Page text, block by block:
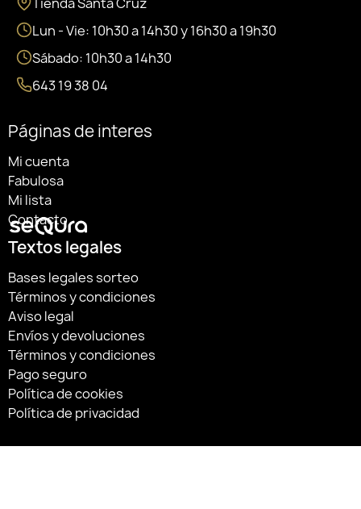
Lun - Vie: 10h30 a 14h30 y 16h30 a 19h30
Sábado: 10h30 a 14h30
643 19 38 04
Páginas de interes
Mi cuenta
Fabulosa
Mi lista
Contacto
Textos legales
Bases legales sorteo
Términos y condiciones
Aviso legal
Envíos y devoluciones
Términos y condiciones
Pago seguro
Política de cookies
Política de privacidad